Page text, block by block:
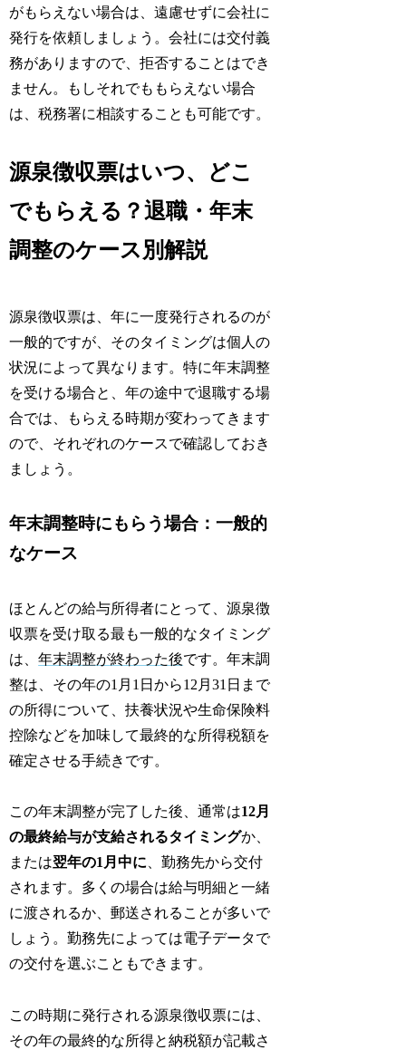
がもらえない場合は、遠慮せずに会社に
発行を依頼しましょう。会社には交付義
務がありますので、拒否することはでき
ません。もしそれでももらえない場合
は、税務署に相談することも可能です。
源泉徴収票はいつ、どこ
でもらえる？退職・年末
調整のケース別解説
源泉徴収票は、年に一度発行されるのが
一般的ですが、そのタイミングは個人の
状況によって異なります。特に年末調整
を受ける場合と、年の途中で退職する場
合では、もらえる時期が変わってきます
ので、それぞれのケースで確認しておき
ましょう。
年末調整時にもらう場合：一般的
なケース
ほとんどの給与所得者にとって、源泉徴
収票を受け取る最も一般的なタイミング
は、年末調整が終わった後です。年末調
整は、その年の1月1日から12月31日まで
の所得について、扶養状況や生命保険料
控除などを加味して最終的な所得税額を
確定させる手続きです。
この年末調整が完了した後、通常は12月
の最終給与が支給されるタイミングか、
または翌年の1月中に 、勤務先から交付
されます。多くの場合は給与明細と一緒
に渡されるか、郵送されることが多いで
しょう。勤務先によっては電子データで
の交付を選ぶこともできます。
この時期に発行される源泉徴収票には、
その年の最終的な所得と納税額が記載さ